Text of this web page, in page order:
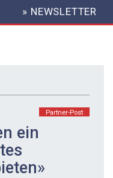
HEADER» NEWSLETTER
Partner-Post
ein